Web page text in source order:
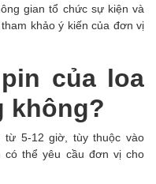
gian tổ chức sự kiện và
khảo ý kiến của đơn vị
của loa
không?
5-12 giờ, tùy thuộc vào
có thể yêu cầu đơn vị cho